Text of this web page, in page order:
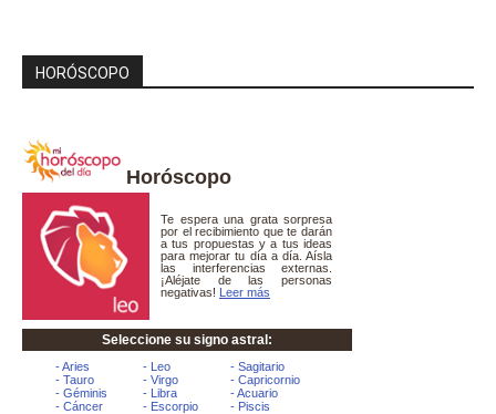
HORÓSCOPO
Horóscopo